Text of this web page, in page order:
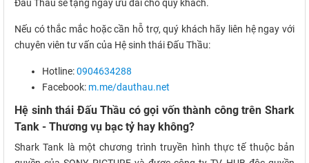
Đấu Thầu sẽ tặng ngay ưu đãi cho quý khách.
Nếu có thắc mắc hoặc cần hỗ trợ, quý khách hãy liên hệ ngay với
chuyên viên tư vấn của Hệ sinh thái Đấu Thầu:
Hotline:0904634288
Facebook: m.me/dauthau.net
Hệ sinh thái Đấu Thầu có gọi vốn thành công trên Shark
Tank - Thương vụ bạc tỷ hay không?
Shark Tank là một chương trình truyền hình thực tế thuộc bản